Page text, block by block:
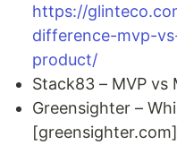
https://
difference-mvp-
product/
Stack83 – MVP vs
Greensighter –
[greensighter.com]